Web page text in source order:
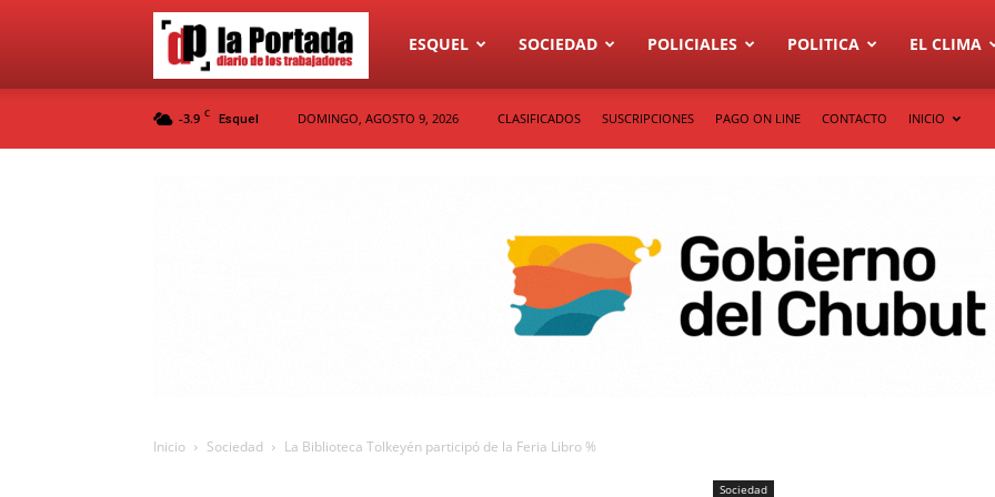
Diario
ESQUEL SOCIEDAD POLICIALES POLITICA EL CLIMA
-3.9 C Esquel DOMINGO, AGOSTO 9, 2026 CLASIFICADOS SUSCRIPCIONES PAGO ON LINE CONTACTO INICIO
Inicio Sociedad La Biblioteca Tolkeyén participó de la Feria Libro %
Sociedad